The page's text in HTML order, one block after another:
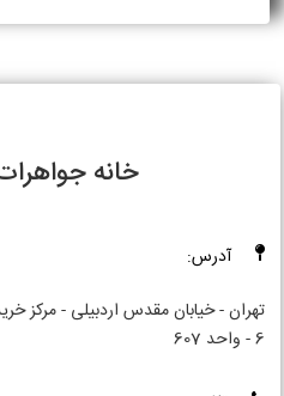
خانه
آدرس:
تهران - خیابان مقدس اردبیلی - مرکز
6 - واحد 607